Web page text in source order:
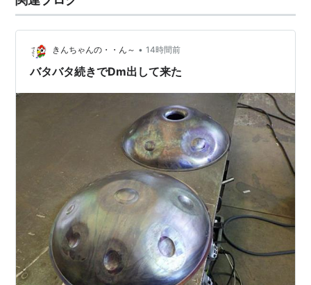
きんちゃんの・・ん～ • 14時間前
バタバタ続きでDm出して来た